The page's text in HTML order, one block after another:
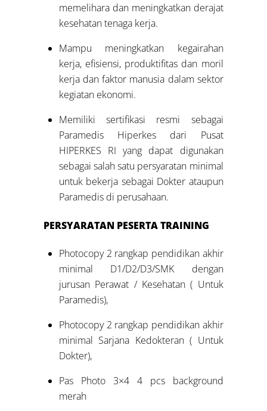
memelihara dan meningkatkan derajat
kesehatan tenaga kerja.
Mampu meningkatkan kegairahan
kerja, efisiensi, produktifitas dan moril
kerja dan faktor manusia dalam sektor
kegiatan ekonomi.
Memiliki sertifikasi resmi sebagai
Paramedis Hiperkes dari Pusat
HIPERKES RI yang dapat digunakan
sebagai salah satu persyaratan minimal
untuk bekerja sebagai Dokter ataupun
Paramedis di perusahaan.
PERSYARATAN PESERTA TRAINING
Photocopy 2 rangkap pendidikan akhir
minimal D1/D2/D3/SMK dengan
jurusan Perawat / Kesehatan ( Untuk
Paramedis),
Photocopy 2 rangkap pendidikan akhir
minimal Sarjana Kedokteran ( Untuk
Dokter),
Pas Photo 3×4 4 pcs background
merah